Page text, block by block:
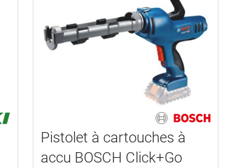
Pistolet à cartouches à
accu BOSCH Click+Go